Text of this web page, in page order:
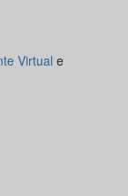
Virtual e